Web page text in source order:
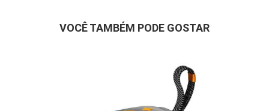
VOCÊ TAMBÉM PODE GOSTAR